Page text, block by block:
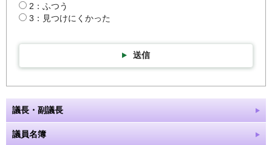
2：ふつう
3：見つけにくかった
送信
議長・副議長
議員名簿